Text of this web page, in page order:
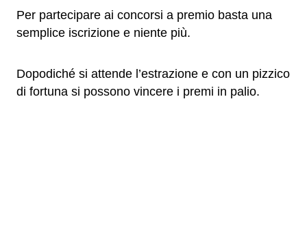
Per partecipare ai concorsi a premio basta una
semplice iscrizione e niente più.
Dopodiché si attende l’estrazione e con un pizzico
di fortuna si possono vincere i premi in palio.